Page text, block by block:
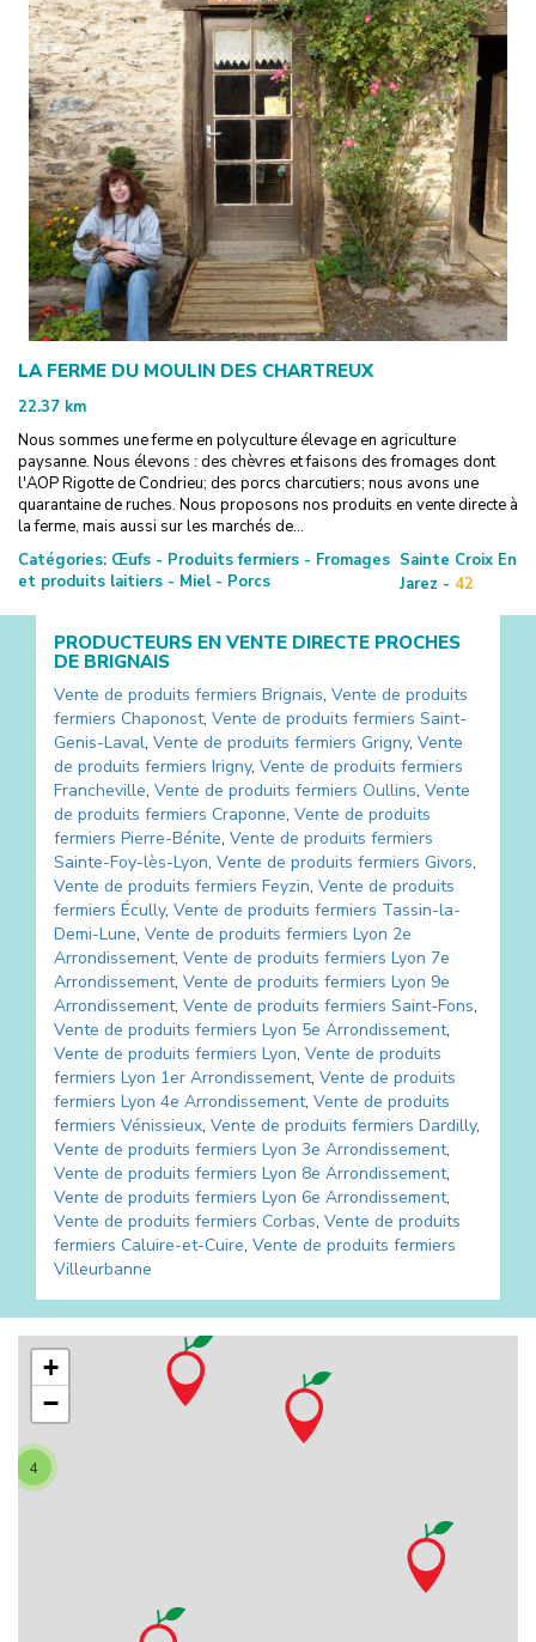
LA FERME DU MOULIN DES CHARTREUX
22.37 km
Nous sommes une ferme en polyculture élevage en agriculture
paysanne. Nous élevons : des chèvres et faisons des fromages dont
l'AOP Rigotte de Condrieu; des porcs charcutiers; nous avons une
quarantaine de ruches. Nous proposons nos produits en vente directe à
la ferme, mais aussi sur les marchés de...
Catégories: Œufs - Produits fermiers - Fromages
et produits laitiers - Miel - Porcs
Sainte Croix En
Jarez - 42
PRODUCTEURS EN VENTE DIRECTE PROCHES
DE BRIGNAIS
Vente de produits fermiers Brignais, Vente de produits
fermiers Chaponost, Vente de produits fermiers Saint-
Genis-Laval, Vente de produits fermiers Grigny, Vente
de produits fermiers Irigny, Vente de produits fermiers
Francheville, Vente de produits fermiers Oullins, Vente
de produits fermiers Craponne, Vente de produits
fermiers Pierre-Bénite, Vente de produits fermiers
Sainte-Foy-lès-Lyon, Vente de produits fermiers Givors,
Vente de produits fermiers Feyzin, Vente de produits
fermiers Écully, Vente de produits fermiers Tassin-la-
Demi-Lune, Vente de produits fermiers Lyon 2e
Arrondissement, Vente de produits fermiers Lyon 7e
Arrondissement, Vente de produits fermiers Lyon 9e
Arrondissement, Vente de produits fermiers Saint-Fons,
Vente de produits fermiers Lyon 5e Arrondissement,
Vente de produits fermiers Lyon, Vente de produits
fermiers Lyon 1er Arrondissement, Vente de produits
fermiers Lyon 4e Arrondissement, Vente de produits
fermiers Vénissieux, Vente de produits fermiers Dardilly,
Vente de produits fermiers Lyon 3e Arrondissement,
Vente de produits fermiers Lyon 8e Arrondissement,
Vente de produits fermiers Lyon 6e Arrondissement,
Vente de produits fermiers Corbas, Vente de produits
fermiers Caluire-et-Cuire, Vente de produits fermiers
Villeurbanne
4
+
−